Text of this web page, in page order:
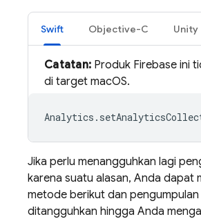
Swift Objective-C Unity
Catatan: Produk Firebase ini
di target macOS.
Analytics .
Jika perlu menangguhkan lagi
karena suatu alasan, Anda dapat
metode berikut dan
ditangguhkan hingga Anda